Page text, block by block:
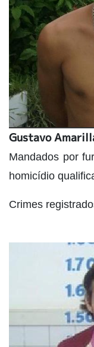
Gustavo
Mandados por
homicídio
Crimes